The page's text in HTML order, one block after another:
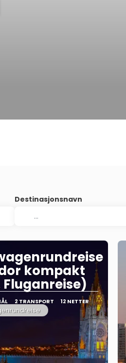
Destinasjonsnavn
kompakt
2 TRANSPORT 12 NETTER